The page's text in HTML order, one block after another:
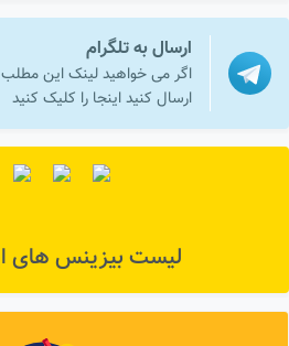
ارسال به تلگرام
اگر می خواهید لینک این مطلب
ارسال کنید اینجا را کلیک کنید
لیست بیزینس های